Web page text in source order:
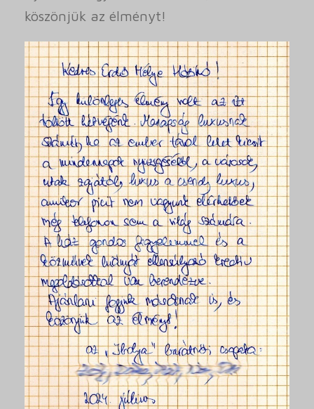
köszönjük az élményt!